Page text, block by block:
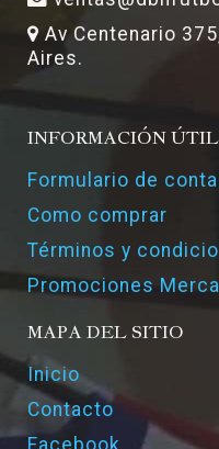
Av Centenario
Aires.
INFORMACIÓN ÚTIL
Formulario de
Como comprar
Términos y
Promociones
MAPA DEL SITIO
Inicio
Contacto